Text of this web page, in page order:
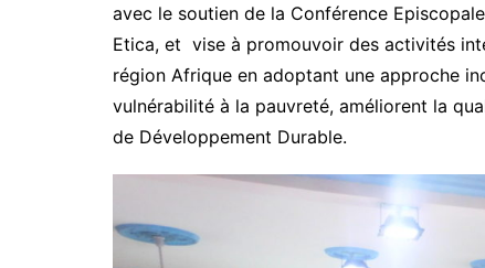
avec le soutien de la Conférence
Etica, et vise à promouvoir des activités
région Afrique en adoptant une approche
vulnérabilité à la pauvreté, améliorent la
de Développement Durable.